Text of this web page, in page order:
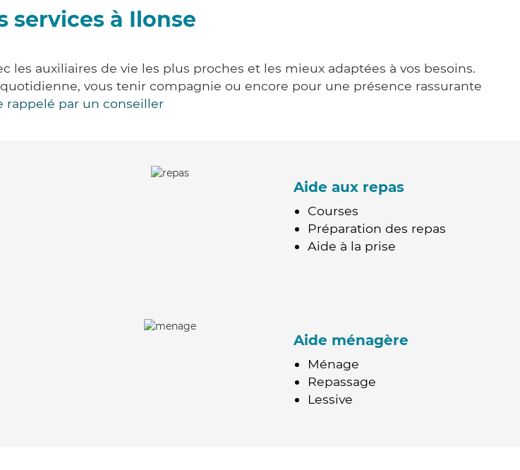
services à Ilonse
auxiliaires de vie les plus proches et les mieux adaptées à vos besoins.
vous tenir compagnie ou encore pour une présence rassurante
rappelé par un conseiller
Aide aux repas
Courses
Préparation des repas
Aide à la prise
Aide ménagère
Ménage
Repassage
Lessive